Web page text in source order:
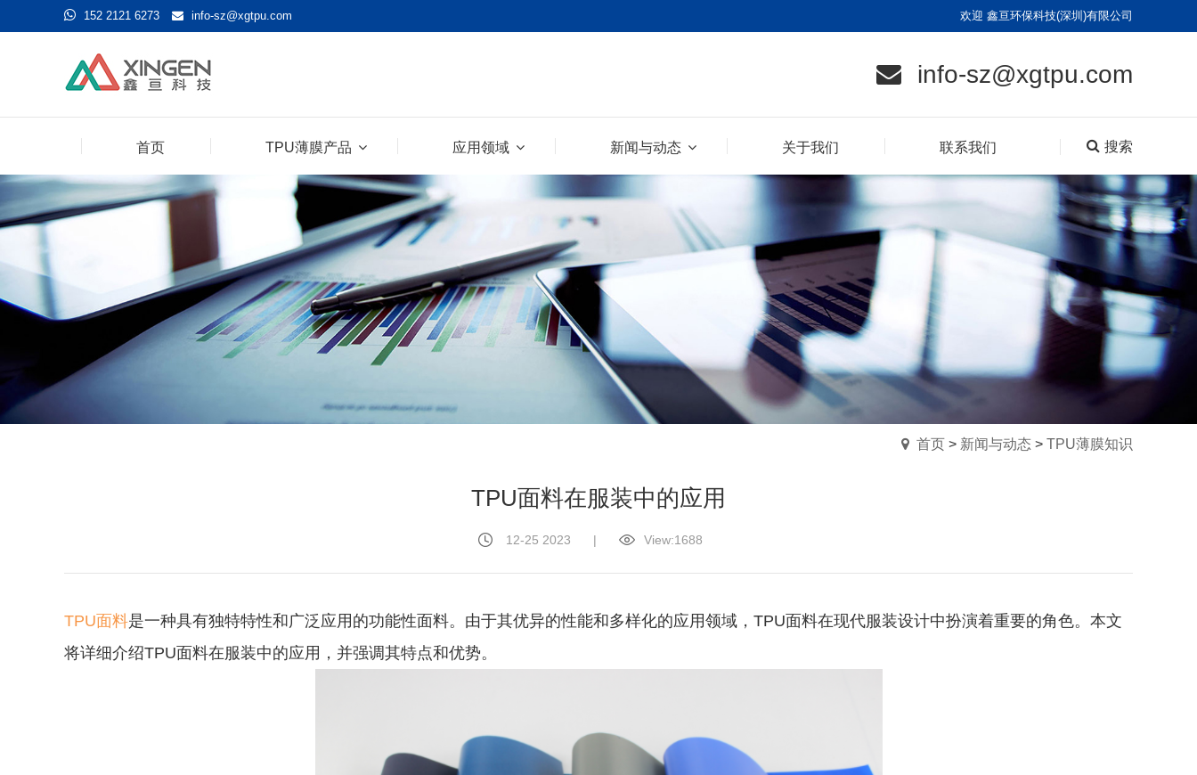
152 2121 6273 info-sz@xgtpu.com 欢迎 鑫亘环保科技(深圳)有限公司
info-sz@xgtpu.com
首页 TPU薄膜产品 应用领域 新闻与动态 关于我们 联系我们 搜索
首页 > 新闻与动态 > TPU薄膜知识
TPU面料在服装中的应用
12-25 2023 | View:1688
TPU面料是一种具有独特特性和广泛应用的功能性面料。由于其优异的性能和多样化的应用领域，TPU面料在现代服装设计中扮演着重要的角色。本文
将详细介绍TPU面料在服装中的应用，并强调其特点和优势。